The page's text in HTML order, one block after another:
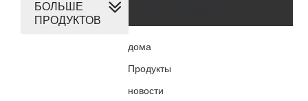
дома
Продукты
новости
БОЛЬШЕ
ПРОДУКТОВ